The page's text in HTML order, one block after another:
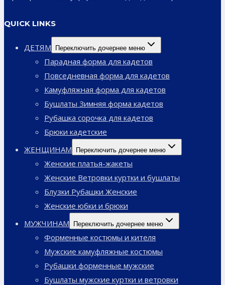
QUICK LINKS
ДЕТЯМ Переключить дочернее меню
Парадная форма для кадетов
Повседневная форма для кадетов
Камуфляжная форма для кадетов
Бушлаты Зимняя форма кадетов
Рубашка сорочка для кадетов
Брюки кадетские
ЖЕНЩИНАМ
Переключить дочернее меню
Женские платья-жакеты
Женские Ветровки куртки и бушлаты
Блузки Рубашки Женские
Женские юбки и брюки
МУЖЧИНАМ
Переключить дочернее меню
Форменные костюмы и кителя
Мужские камуфляжные костюмы
Рубашки форменные мужские
Бушлаты мужские куртки и ветровки